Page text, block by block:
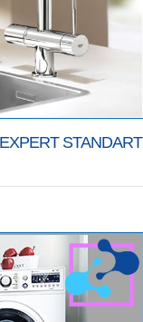
STANDART